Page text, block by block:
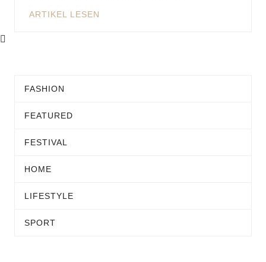
ARTIKEL LESEN
FASHION
FEATURED
FESTIVAL
HOME
LIFESTYLE
SPORT